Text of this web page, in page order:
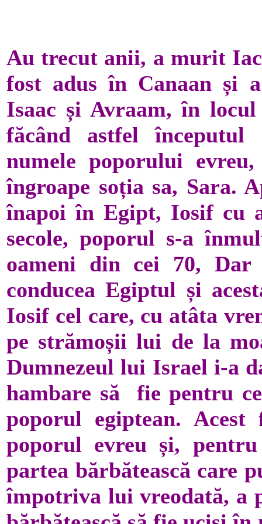
Au trecut anii, a murit
fost adus în Canaan și
Isaac și Avraam, în
făcând astfel
numele poporului
îngroape soția sa, Sara.
înapoi în Egipt, Iosif cu
secole, poporul s-a
oameni din cei 70,
conducea Egiptul și
Iosif cel care, cu atâta
pe strămoșii lui de la
Dumnezeul lui Israel i-a
hambare să fie pentru
poporul egiptean.
poporul evreu și,
partea bărbătească care
împotriva lui vreodată, a